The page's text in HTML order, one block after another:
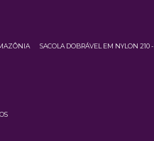
SACOLA DOBRÁVEL EM NYLON 210 -